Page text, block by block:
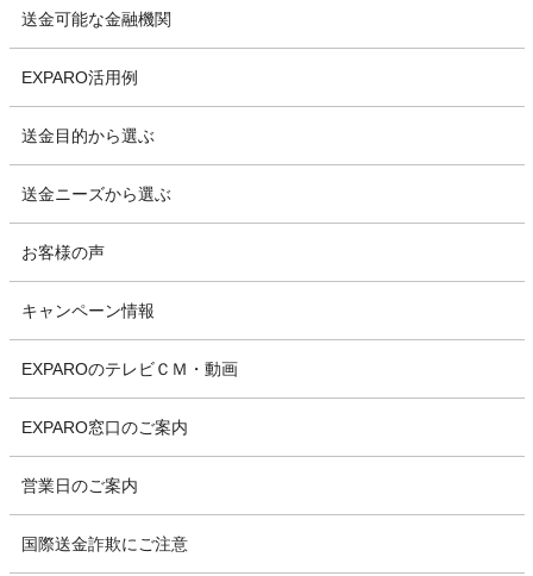
送金可能な金融機関
EXPARO活用例
送金目的から選ぶ
送金ニーズから選ぶ
お客様の声
キャンペーン情報
EXPAROのテレビＣＭ・動画
EXPARO窓口のご案内
営業日のご案内
国際送金詐欺にご注意